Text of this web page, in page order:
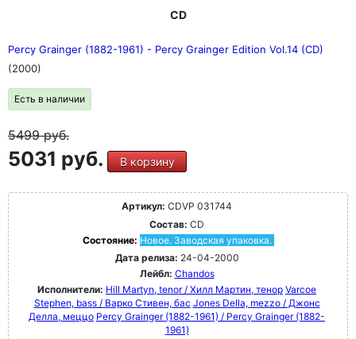
CD
Percy Grainger (1882-1961) - Percy Grainger Edition Vol.14 (CD)
(2000)
Есть в наличии
5499руб.
5031 руб. В корзину
Артикул: CDVP 031744
Состав: CD
Состояние: Новое. Заводская упаковка.
Дата релиза: 24-04-2000
Лейбл: Chandos
Исполнители: Hill Martyn, tenor / Хилл Мартин, тенор Varcoe
Stephen, bass / Варко Стивен, бас Jones Della, mezzo / Джонс
Делла, меццо Percy Grainger (1882-1961) / Percy Grainger (1882-
1961)